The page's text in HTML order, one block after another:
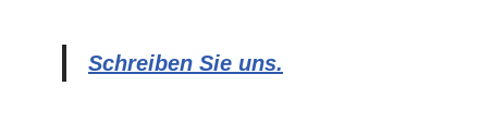
Schreiben Sie uns.